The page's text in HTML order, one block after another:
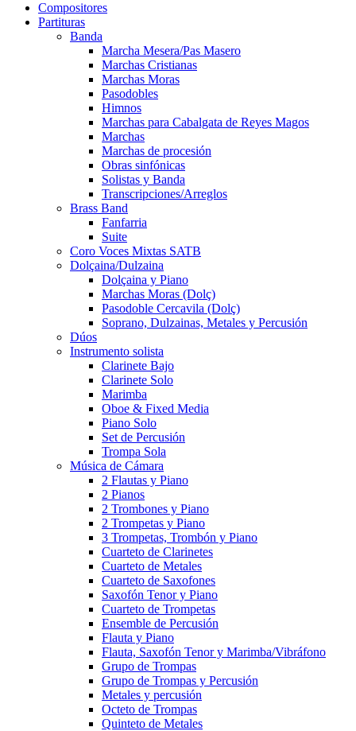
Compositores
Partituras
Banda
Marcha Mesera/Pas Masero
Marchas Cristianas
Marchas Moras
Pasodobles
Himnos
Marchas para Cabalgata de Reyes Magos
Marchas
Marchas de procesión
Obras sinfónicas
Solistas y Banda
Transcripciones/Arreglos
Brass Band
Fanfarria
Suite
Coro Voces Mixtas SATB
Dolçaina/Dulzaina
Dolçaina y Piano
Marchas Moras (Dolç)
Pasodoble Cercavila (Dolç)
Soprano, Dulzainas, Metales y Percusión
Dúos
Instrumento solista
Clarinete Bajo
Clarinete Solo
Marimba
Oboe & Fixed Media
Piano Solo
Set de Percusión
Trompa Sola
Música de Cámara
2 Flautas y Piano
2 Pianos
2 Trombones y Piano
2 Trompetas y Piano
3 Trompetas, Trombón y Piano
Cuarteto de Clarinetes
Cuarteto de Metales
Cuarteto de Saxofones
Saxofón Tenor y Piano
Cuarteto de Trompetas
Ensemble de Percusión
Flauta y Piano
Flauta, Saxofón Tenor y Marimba/Vibráfono
Grupo de Trompas
Grupo de Trompas y Percusión
Metales y percusión
Octeto de Trompas
Quinteto de Metales